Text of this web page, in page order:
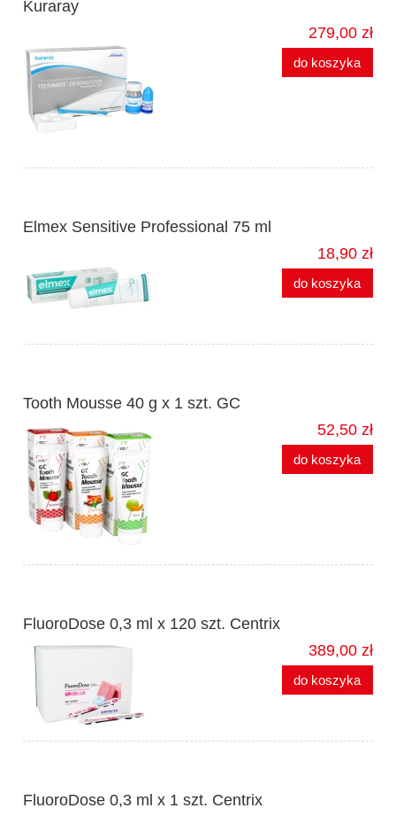
Kuraray
279,00 zł
do koszyka
Elmex Sensitive Professional 75 ml
18,90 zł
do koszyka
Tooth Mousse 40 g x 1 szt. GC
52,50 zł
do koszyka
FluoroDose 0,3 ml x 120 szt. Centrix
389,00 zł
do koszyka
FluoroDose 0,3 ml x 1 szt. Centrix